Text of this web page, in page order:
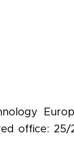
office: 25/